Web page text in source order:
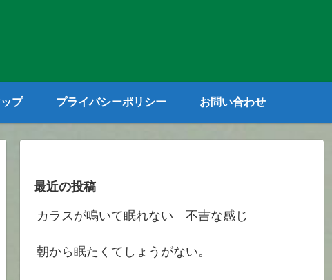
プ プライバシーポリシー お問い合わせ
最近の投稿
カラスが鳴いて眠れない 不吉な感じ
朝から眠たくてしょうがない。